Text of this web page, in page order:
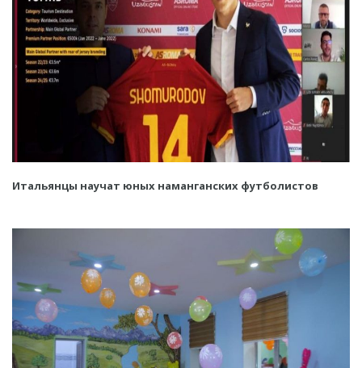
Итальянцы научат юных наманганских футболистов